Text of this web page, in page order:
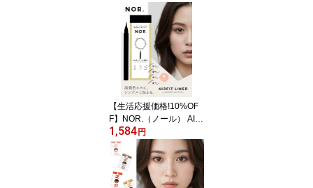
ィットマスカラ）マスカ
ラ ロング＆カールキープ
アクセント＆カール ナチ
ュラル＆カール 自まつ毛
風 カールキープ 日本製
【生活応援価格!10%OF
F】NOR.（ノール） AIR
FITLINER（エアフィッ
トライナー）リキッドア
イライナー チャコール
ブラック アッシュ ブラ
ウン バーガンディー オ
1,584円